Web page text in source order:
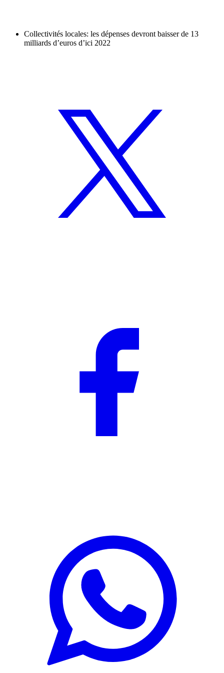
Collectivités locales: les dépenses devront baisser de 13
milliards d’euros d’ici 2022